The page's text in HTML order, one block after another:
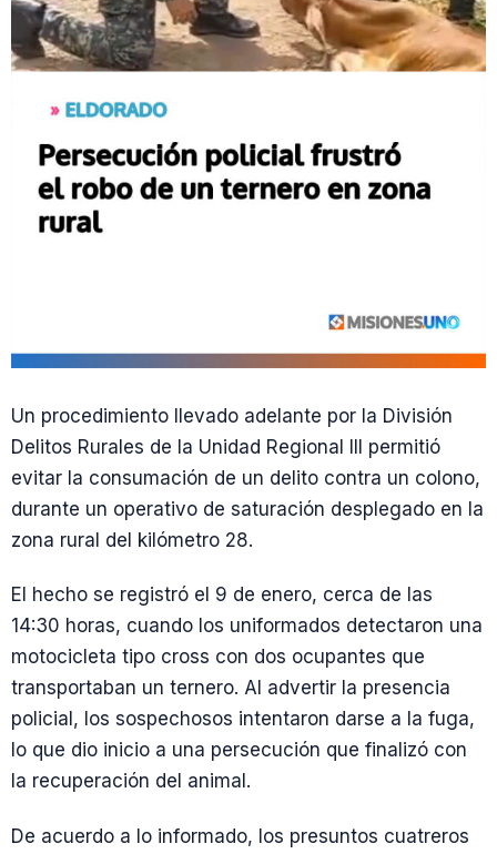
Un procedimiento llevado adelante por la División
Delitos Rurales de la Unidad Regional III permitió
evitar la consumación de un delito contra un colono,
durante un operativo de saturación desplegado en la
zona rural del kilómetro 28.
El hecho se registró el 9 de enero, cerca de las
14:30 horas, cuando los uniformados detectaron una
motocicleta tipo cross con dos ocupantes que
transportaban un ternero. Al advertir la presencia
policial, los sospechosos intentaron darse a la fuga,
lo que dio inicio a una persecución que finalizó con
la recuperación del animal.
De acuerdo a lo informado, los presuntos cuatreros